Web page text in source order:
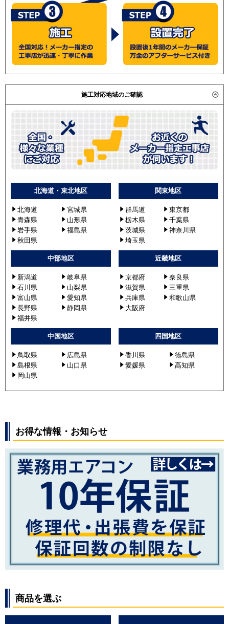
施工対応地域のご確認
北海道・東北地区
北海道
宮城県
青森県
山形県
岩手県
福島県
秋田県
関東地区
群馬道
東京都
栃木県
千葉県
茨城県
神奈川県
埼玉県
中部地区
新潟道
岐阜県
石川県
山梨県
富山県
愛知県
長野県
静岡県
福井県
近畿地区
京都府
奈良県
滋賀県
三重県
兵庫県
和歌山県
大阪府
中国地区
鳥取県
広島県
島根県
山口県
岡山県
四国地区
香川県
徳島県
愛媛県
高知県
お得な情報・お知らせ
商品を選ぶ